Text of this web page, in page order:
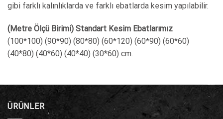
gibi farklı kalınlıklarda ve farklı ebatlarda kesim yapılabilir.
(Metre Ölçü Birimi) Standart Kesim Ebatlarımız
(100*100) (90*90) (80*80) (60*120) (60*90) (60*60)
(40*80) (40*60) (40*40) (30*60) cm.
ÜRÜNLER